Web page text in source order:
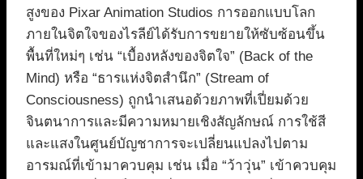
สูงของ Pixar Animation Studios การออกแบบโลก
ภายในจิตใจของไรลีย์ได้รับการขยายให้ซับซ้อนขึ้น
พื้นที่ใหม่ๆ เช่น “เบื้องหลังของจิตใจ” (Back of the
Mind) หรือ “ธารแห่งจิตสำนึก” (Stream of
Consciousness) ถูกนำเสนอด้วยภาพที่เปี่ยมด้วย
จินตนาการและมีความหมายเชิงสัญลักษณ์ การใช้สี
และแสงในศูนย์บัญชาการจะเปลี่ยนแปลงไปตาม
อารมณ์ที่เข้ามาควบคุม เช่น เมื่อ “ว้าวุ่น” เข้าควบคุม